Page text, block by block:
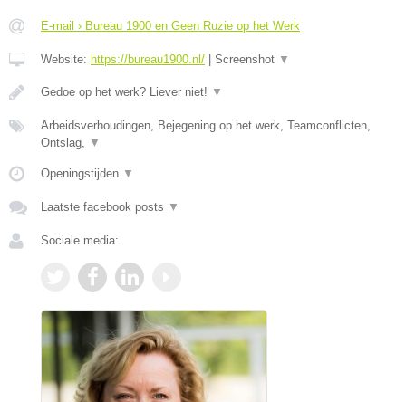
E-mail › Bureau 1900 en Geen Ruzie op het Werk
Website: https://bureau1900.nl/ Screenshot ▼
Gedoe op het werk? Liever niet! ▼
Arbeidsverhoudingen, Bejegening op het werk, Teamconflicten,
Ontslag,
▼
Openingstijden ▼
Laatste facebook posts ▼
Sociale media: